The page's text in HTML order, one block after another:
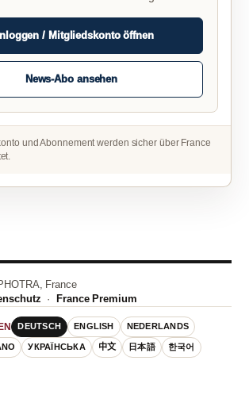
/ Mitgliedskonto öffnen
News-Abo ansehen
und Abonnement werden sicher über France
France
·France Premium
DEUTSCH ENGLISH NEDERLANDS
УКРАЇНСЬКА 中文 日本語 한국어